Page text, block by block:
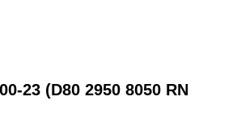
23 (D80 2950 8050 RN